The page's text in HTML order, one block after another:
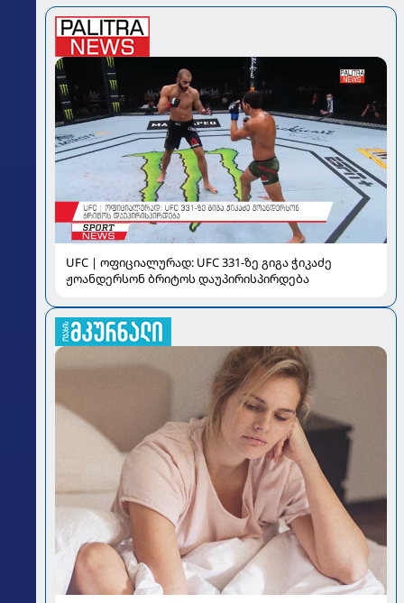
UFC | ოფიციალურად: UFC 331-ზე გიგა ჭიკაძე
ჟოანდერსონ ბრიტოს დაუპირისპირდება